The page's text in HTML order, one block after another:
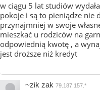
w ciągu 5 lat studiów
pokoje i są to pieniądze nie
przynajmniej w swoje
mieszkać u rodziców na
odpowiednią kwotę , a
jest droższe niż kredyt
~zik zak 79.187.157.*